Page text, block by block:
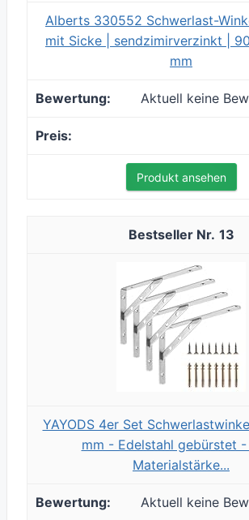
Alberts 330552 Schwerlast-
mit Sicke | sendzimirverzinkt |
mm
Aktuell keine
Produkt ansehen
13
YAYODS 4er Set
mm - Edelstahl gebürstet
Materialstärke...
Aktuell keine